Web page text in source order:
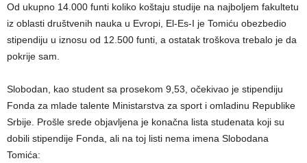
Od ukupno 14.000 funti koliko koštaju studije na najboljem fakultetu
iz oblasti društvenih nauka u Evropi, El-Es-I je Tomiću obezbedio
stipendiju u iznosu od 12.500 funti, a ostatak troškova trebalo je da
pokrije sam.
Slobodan, kao student sa prosekom 9,53, očekivao je stipendiju
Fonda za mlade talente Ministarstva za sport i omladinu Republike
Srbije. Prošle srede objavljena je konačna lista studenata koji su
dobili stipendije Fonda, ali na toj listi nema imena Slobodana
Tomića: